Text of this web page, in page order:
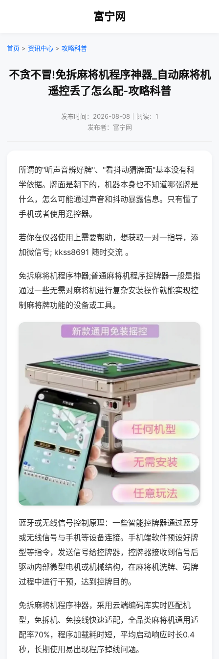
富宁网
首页 > 资讯中心 > 攻略科普
不贪不冒!免拆麻将机程序神器_自动麻将机
遥控丢了怎么配-攻略科普
发布时间：2026-08-08｜阅读：1
发布者：富宁网
所谓的"听声音辨好牌"、"看抖动猜牌面"基本没有科
学依据。牌面是朝下的，机器本身也不知道哪张牌是
什么，怎么可能通过声音和抖动暴露信息。只有懂了
手机或者使用遥控器。
若你在仪器使用上需要帮助，想获取一对一指导，添
加微信号; kkss8691 随时交流 。
免拆麻将机程序神器;普通麻将机程序控牌器一般是指
通过一些无需对麻将机进行复杂安装操作就能实现控
制麻将牌功能的设备或工具。
蓝牙或无线信号控制原理：一些智能控牌器通过蓝牙
或无线信号与手机等设备连接。手机端软件预设好牌
型等指令，发送信号给控牌器，控牌器接收到信号后
驱动内部微型电机或机械结构，在麻将机洗牌、码牌
过程中进行干预，达到控牌目的。
免拆麻将机程序神器，采用云端编码库实时匹配机
型，免拆机、免接线快速适配，全品类麻将机通用适
配率70%，程序加载耗时短，平均启动响应时长0.4
秒，长期使用易出现程序掉线问题。